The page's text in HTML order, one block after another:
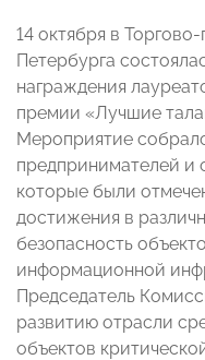
14 октября в
Петербурга
награждения
премии «Лучшие
Мероприятие
предпринимателей и
которые были
достижения в
безопасность
информационной
Председатель
развитию отрасли
объектов